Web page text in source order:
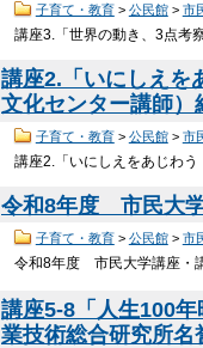
子育て・教育> 公民館> 市
講座3.「世界の動き、3点考
講座2.「いにしえを
文化センター講師）
子育て・教育> 公民館> 市
講座2.「いにしえをあじわ
令和8年度 市民大
子育て・教育> 公民館> 市
令和8年度 市民大学講座・
講座5-8「人生100
業技術総合研究所